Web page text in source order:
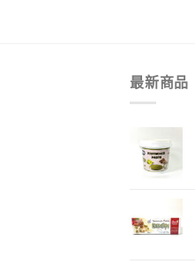
最新商品